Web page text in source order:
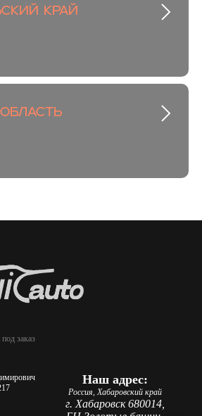
край
заказ
Наш адрес:
Россия, Хабаровский край
г. Хабаровск 680014,